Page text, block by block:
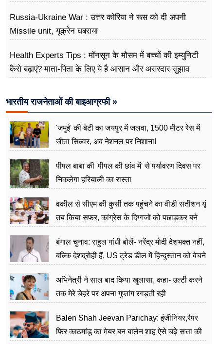
Russia-Ukraine War : उत्तर कोरिया ने रूस को दी अपनी
Missile unit, यूक्रेन घबराया
Health Experts Tips : मॉनसून के मौसम में बच्चों की इम्युनिटी
कैसे बढ़ाएं? माता-पिता के लिए ये है आसान और असरदार सुझाव
भारतीय राजनेताओं की बाइआग्रफी »
'जमुई' की बेटी का जयपुर में जलवा, 1500 मीटर रेस में
जीता सिल्वर, अब नेशनल पर निशाना!
पीपल बाबा की 'पीपल की छांव में' से पर्यावरण दिवस पर
निकलेगा हरियाली का रास्ता
वकील से सीएम की कुर्सी तक पहुंचने का वीडी सतीशन यूं
तय किया सफर, कांग्रेस के दिग्गजों को पछाड़कर बने
बंगाल चुनाव: राहुल गांधी बोलें- नरेंद्र मोदी देशभक्त नहीं,
बल्कि देशद्रोही हैं, US ट्रेड डील में हिन्दुस्तान को बेचने
अभिनेत्री ने साल बाद किया खुलासा, कहा- उल्टी करने
तक मेरे चेहरे पर अपना गुप्तांग रगड़ती रही
Balen Shah Jeevan Parichay: इंजीनियर,रैपर
फिर काठमांडू का मेयर बन बालेन शाह ऐसे चढ़े सत्ता की